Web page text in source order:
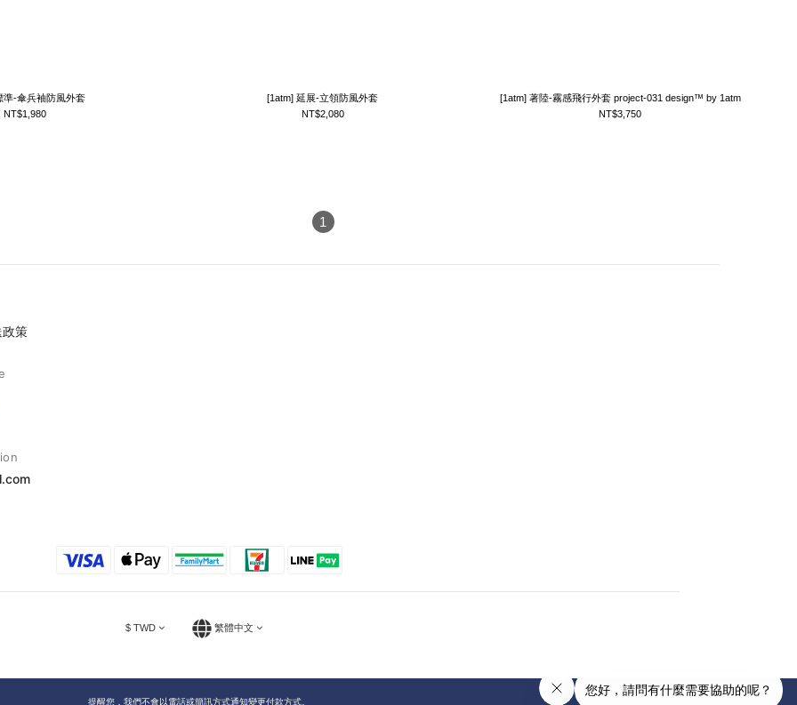
準-傘兵袖防風外套
NT$1,980
[1atm] 延展-立領防風外套
NT$2,080
[1atm] 著陸-霧感飛行外套 project-031 design™ by 1atm
NT$3,750
1
策
$ TWD 繁體中文
提醒您，我們不會以電話或簡訊方式通知變更付款方式。